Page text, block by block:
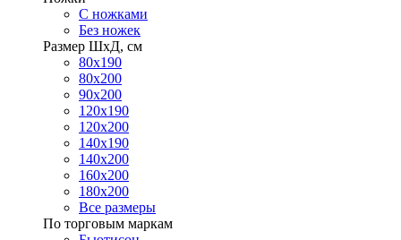
С ножками
Без ножек
Размер ШхД, см
80х190
80х200
90х200
120х190
120х200
140х190
140х200
160х200
180х200
Все размеры
По торговым маркам